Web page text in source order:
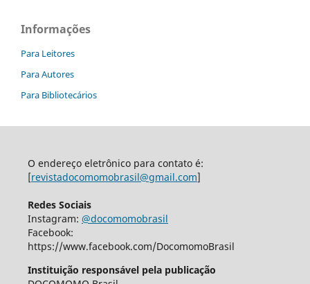
Informações
Para Leitores
Para Autores
Para Bibliotecários
O endereço eletrônico para contato é:
[revistadocomomobrasil@gmail.com]
Redes Sociais
Instagram: @docomomobrasil
Facebook:
https://www.facebook.com/DocomomoBrasil
Instituição responsável pela publicação